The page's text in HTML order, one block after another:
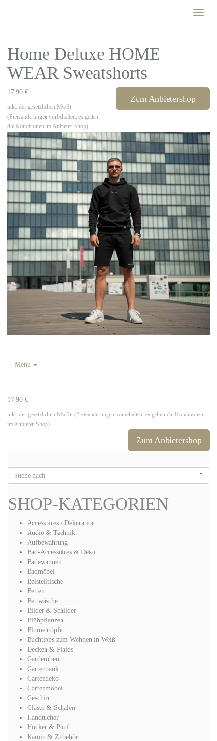
Toggle
Home Deluxe HOME
WEAR Sweatshorts
17,90 €
inkl. der gesetzlichen MwSt.
(Preisänderungen vorbehalten, es gelten
die Konditionen im Anbieter-Shop)
Zum Anbietershop
Menu
17,90 €
inkl. der gesetzlichen MwSt. (Preisänderungen vorbehalten, es gelten die Konditionen
im Anbieter-Shop)
Zum Anbietershop
SHOP-KATEGORIEN
Accessoires / Dekoration
Audio & Technik
Aufbewahrung
Bad-Accessoires & Deko
Badewannen
Badmöbel
Beistelltische
Betten
Bettwäsche
Bilder & Schilder
Blühpflanzen
Blumentöpfe
Buchtipps zum Wohnen in Weiß
Decken & Plaids
Garderoben
Gartenbank
Gartendeko
Gartenmöbel
Geschirr
Gläser & Schalen
Handtücher
Hocker & Pouf
Kamin & Zubehör